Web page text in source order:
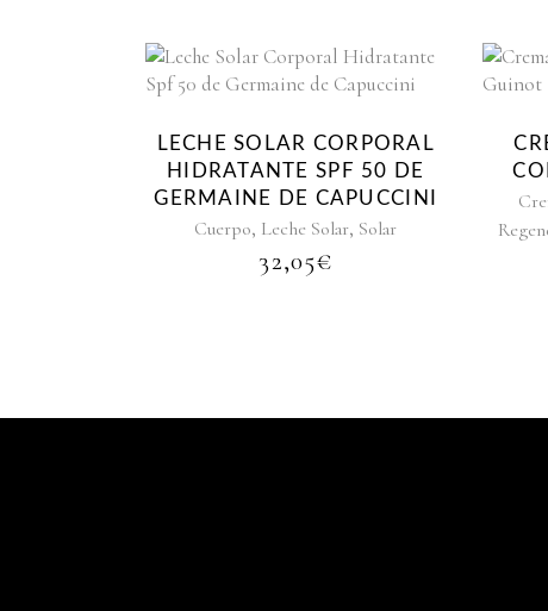
LECHE SOLAR CORPORAL
HIDRATANTE SPF 50 DE
GERMAINE DE CAPUCCINI
Cuerpo, Leche Solar, Solar
32,05€